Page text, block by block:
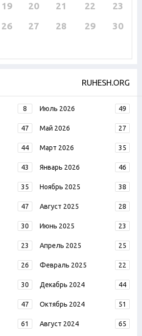
19 20 21 22
23
26 27 28 29
30
RUHESH.ORG
8 Июль 2026 49
47 Май 2026 27
44 Март 2026 35
43 Январь 2026 46
35 Ноябрь 2025 38
47 Август 2025 28
30 Июнь 2025 23
23 Апрель 2025 25
26 Февраль 2025 22
30 Декабрь 2024 44
47 Октябрь 2024 51
61 Август 2024 65